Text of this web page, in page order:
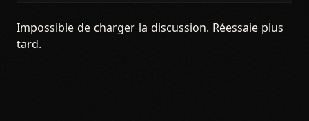
Impossible de charger la discussion. Réessaie plus
tard.